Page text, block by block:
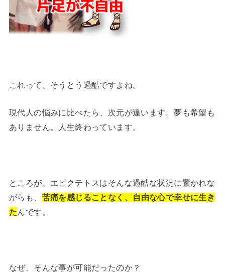
これって、そうとう過酷ですよね。
現代人の悩みに比べたら、次元が違います。夢も希望も
ありません。人生終わっています。
ところが、エピクテトスはそんな過酷な状況に置かれな
がらも、 苦痛を感じることなく、自由な心で幸せに生き
たんです。
なぜ、そんな事が可能だったのか？